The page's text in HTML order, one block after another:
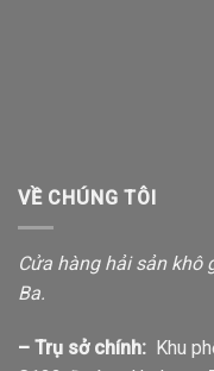
VỀ CHÚNG TÔI
Cửa hàng hải sản khô
Ba.
– Trụ sở chính: Khu